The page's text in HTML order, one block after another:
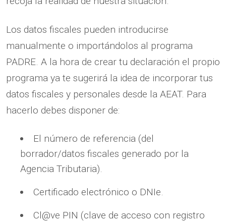
Los datos fiscales pueden introducirse
manualmente o importándolos al programa
PADRE. A la hora de crear tu declaración el propio
programa ya te sugerirá la idea de incorporar tus
datos fiscales y personales desde la AEAT. Para
hacerlo debes disponer de:
El número de referencia (del
borrador/datos fiscales generado por la
Agencia Tributaria).
Certificado electrónico o DNIe.
Cl@ve PIN (clave de acceso con registro